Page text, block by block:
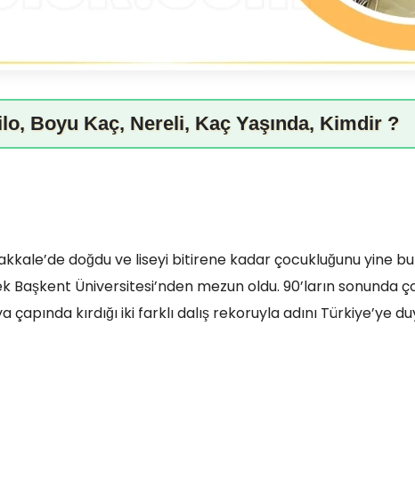
Boyu Kaç, Nereli, Kaç Yaşında, Kimdir ?
doğdu ve liseyi bitirene kadar çocukluğunu yine
Başkent Üniversitesi’nden mezun oldu. 90’ların sonunda
çapında kırdığı iki farklı dalış rekoruyla adını Türkiye’ye